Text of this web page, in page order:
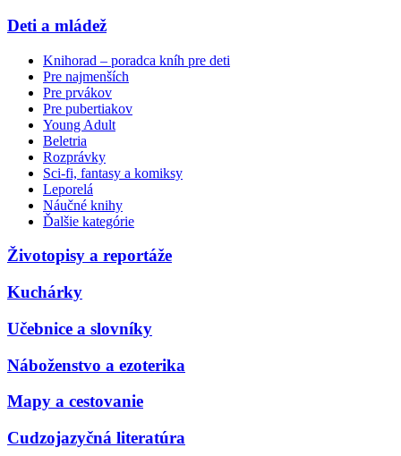
Deti a mládež
Knihorad – poradca kníh pre deti
Pre najmenších
Pre prvákov
Pre pubertiakov
Young Adult
Beletria
Rozprávky
Sci-fi, fantasy a komiksy
Leporelá
Náučné knihy
Ďalšie kategórie
Životopisy a reportáže
Kuchárky
Učebnice a slovníky
Náboženstvo a ezoterika
Mapy a cestovanie
Cudzojazyčná literatúra